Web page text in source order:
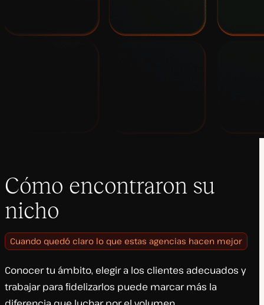
Cómo encontraron su
nicho
Cuando quedó claro lo que estas agencias hacen mejor
Conocer tu ámbito, elegir a los clientes adecuados y
trabajar para fidelizarlos puede marcar más la